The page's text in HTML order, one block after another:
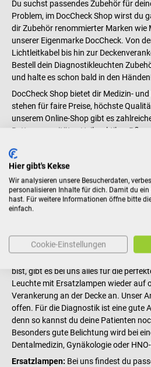
Du suchst passendes Zubehör für
Problem, im DocCheck Shop wirst du
dir Zubehör renommierter Marken wie
unserer Eigenmarke DocCheck. Von
Lichtleitkabel bis hin zur
Bestell dein Diagnostikleuchten
und halte es schon bald in den
DocCheck Shop bietet dir Medizin-
stehen für faire Preise, höchste
unserem Online-Shop gibt es
Rettungssanitäter, Heilpraktiker,
Medizinstudenten und viele mehr.
Sortiment überzeugen und bestelle
Diagnostikleuchten einfach online.
Du bist Student? Dann sparst du in
Bereichbares Geld. Wir bieten dir tolle
dein Praxisjahr oder den U-Kurs.
Ausstattung für Praxis &
bist, gibt es bei uns alles für die
Leuchte mit Ersatzlampen wieder auf
Verankerung an der Decke an. Unser
offen. Für die Diagnostik ist eine gute
denn so kannst du deine Patienten
Besonders gute Belichtung wird bei
Dentalmedizin, Gynäkologie oder
Ersatzlampen: Bei uns findest du
Hier gibt's Kekse
Wir analysieren unsere Besucherdaten,
personalisieren Inhalte für dich. Damit du
hast. Für weitere Informationen öffne bitte
einfach.
Cookie-Einstellungen